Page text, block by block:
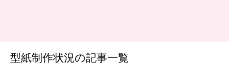
型紙制作状況の記事一覧